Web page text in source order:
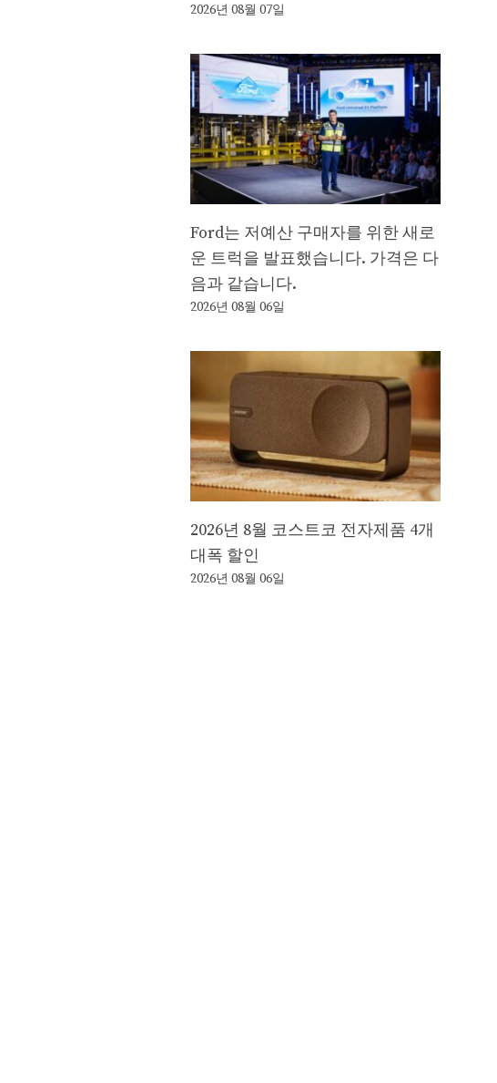
2026년 08월 07일
Ford는 저예산 구매자를 위한 새로
운 트럭을 발표했습니다. 가격은 다
음과 같습니다.
2026년 08월 06일
2026년 8월 코스트코 전자제품 4개
대폭 할인
2026년 08월 06일